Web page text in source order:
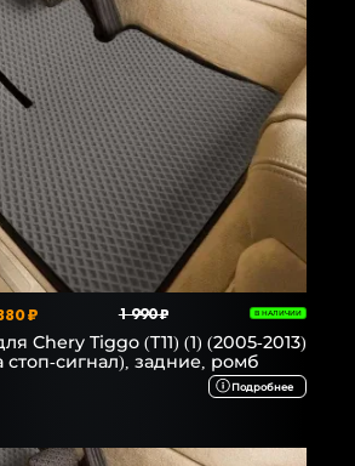
₽ 1 990 ₽ В НАЛИЧИИ
Chery Tiggo (T11) (1) (2005-2013)
стоп-сигнал), задние, ромб
Подробнее